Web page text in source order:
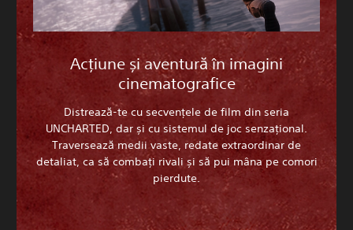
Acțiune și aventură în imagini
cinematografice
Distrează-te cu secvențele de film din seria
UNCHARTED, dar și cu sistemul de joc senzațional.
Traversează medii vaste, redate extraordinar de
detaliat, ca să combați rivali și să pui mâna pe comori
pierdute.